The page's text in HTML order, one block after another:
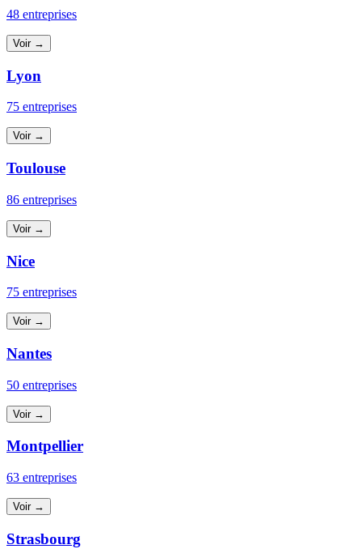
48 entreprises
Voir →
Lyon
75 entreprises
Voir →
Toulouse
86 entreprises
Voir →
Nice
75 entreprises
Voir →
Nantes
50 entreprises
Voir →
Montpellier
63 entreprises
Voir →
Strasbourg